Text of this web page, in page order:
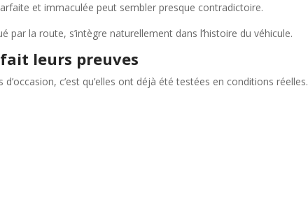
et immaculée peut sembler presque contradictoire.
par la route, s’intègre naturellement dans l’histoire du véhicule.
leurs preuves
c’est qu’elles ont déjà été testées en conditions réelles.